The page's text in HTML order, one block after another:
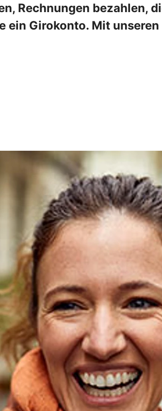
Rechnungen bezahlen,
Girokonto. Mit